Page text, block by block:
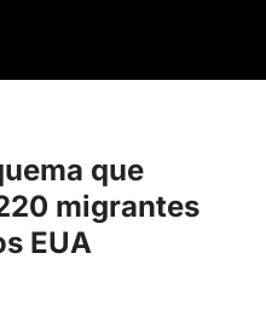
que
migrantes
EUA